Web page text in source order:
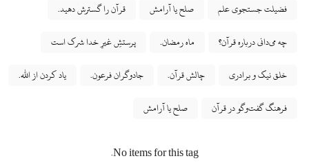
فضیلت جستجوی علم صلح یا آرامش
قرآن را گسترش دهید.
چه می‌دانی درباره قرآن؟
ماه رمضان.
پرستشِ غیرِ خدا شرک است
خلق نیک و برادری
چالش قرآن. جادوگران فرعون.
یاد کردن از الله.
فرهنگ گفت‌وگو در قرآن
صلح یا آرامش
No items for this tag.